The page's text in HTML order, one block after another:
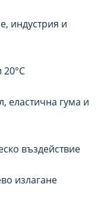
индустрия и
еластична гума и
въздействие
излагане